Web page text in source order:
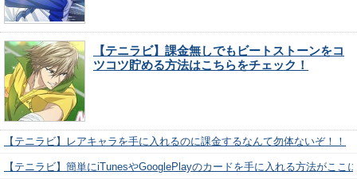
【テニラビ】課金無しでもビートストーンをコ
ツコツ貯める方法はこちらをチェック！
【テニラビ】レアキャラを手に入れるのに課金するなんて勿体ないぞ！！
【テニラビ】簡単にiTunesやGooglePlayのカードを手に入れる方法がここ